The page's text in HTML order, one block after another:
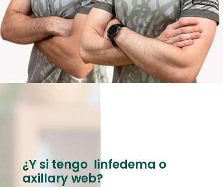
¿Y si tengo linfedema o
axillary web?